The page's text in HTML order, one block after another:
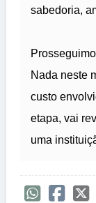
sabedoria,
Nada neste
custo
etapa, vai
uma